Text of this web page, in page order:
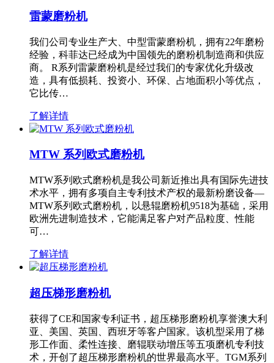
雷蒙磨粉机
我们公司专业生产大、中型雷蒙磨粉机，拥有22年磨粉
经验，科菲达已经成为中国领先的磨粉机制造商和供应
商。 R系列雷蒙磨粉机是经过我们的专家优化升级改
造，具有低损耗、投资小、环保、占地面积小等优点，
它比传…
了解详情
MTW 系列欧式磨粉机
MTW系列欧式磨粉机是我公司新近推出具有国际先进技
术水平，拥有多项自主专利技术产权的最新粉磨设备—
MTW系列欧式磨粉机，以悬辊磨粉机9518为基础，采用
欧洲先进制造技术，它能满足客户对产品粒度、性能
可…
了解详情
超压梯形磨粉机
获得了CE和国家专利证书，超压梯形磨粉机享誉澳大利
亚、美国、英国、西班牙等客户国家。该机型采用了梯
形工作面、柔性连接、磨辊联动增压等五项磨机专利技
术，开创了超压梯形磨粉机的世界最高水平。TGM系列